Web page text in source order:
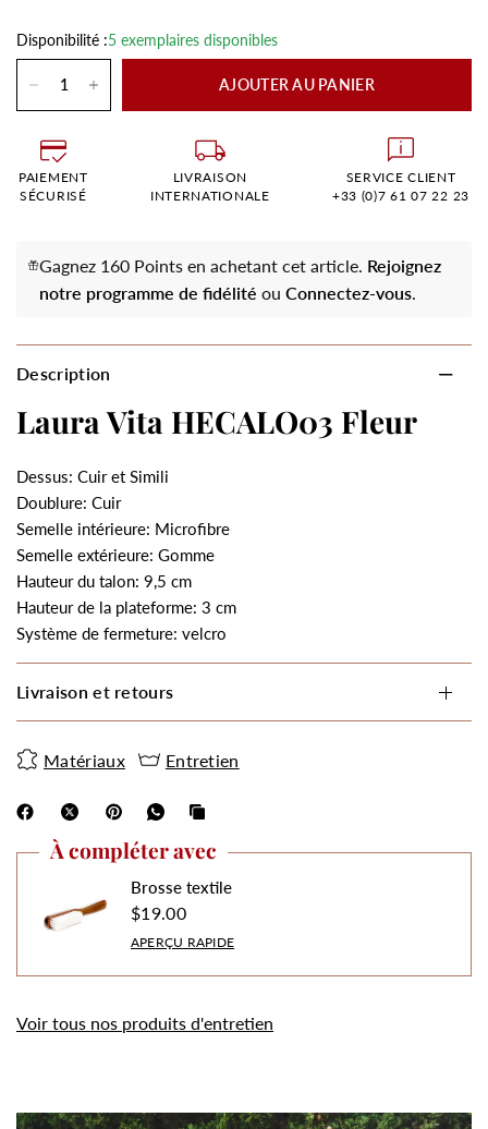
Disponibilité :5 exemplaires disponibles
AJOUTER AU PANIER
PAIEMENT
SÉCURISÉ
LIVRAISON
INTERNATIONALE
SERVICE CLIENT
+33 (0)7 61 07 22 23
Gagnez 160 Points en achetant cet article. Rejoignez
notre programme de fidélité ou Connectez-vous.
Description
Laura Vita HECALO03 Fleur
Dessus: Cuir et Simili
Doublure: Cuir
Semelle intérieure: Microfibre
Semelle extérieure: Gomme
Hauteur du talon: 9,5 cm
Hauteur de la plateforme: 3 cm
Système de fermeture: velcro
Livraison et retours
Matériaux Entretien
À compléter avec
Brosse textile
$19.00
APERÇU RAPIDE
Voir tous nos produits d'entretien